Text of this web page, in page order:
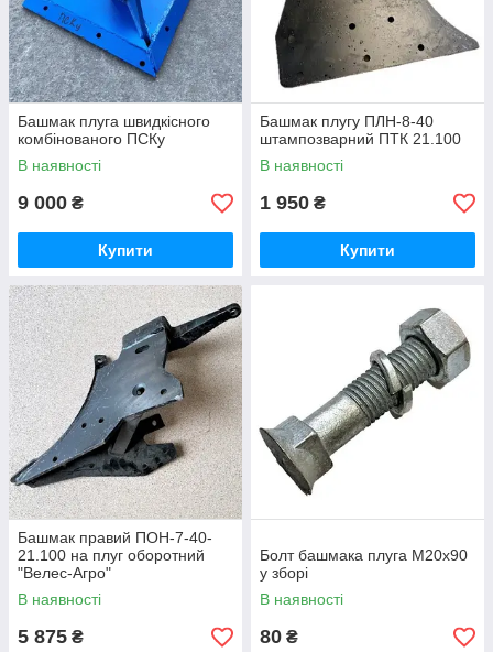
Башмак плуга швидкісного
комбінованого ПСКу
В наявності
9 000 ₴
Купити
Башмак плугу ПЛН-8-40
штампозварний ПТК 21.100
В наявності
1 950 ₴
Купити
Башмак правий ПОН-7-40-
21.100 на плуг оборотний
"Велес-Агро"
В наявності
5 875 ₴
Болт башмака плуга М20х90
у зборі
В наявності
80 ₴